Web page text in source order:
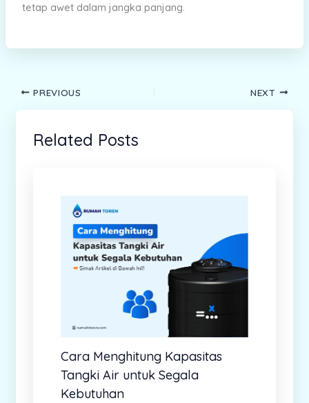
tetap awet dalam jangka panjang.
PREVIOUS NEXT
Related Posts
Cara Menghitung Kapasitas
Tangki Air untuk Segala
Kebutuhan